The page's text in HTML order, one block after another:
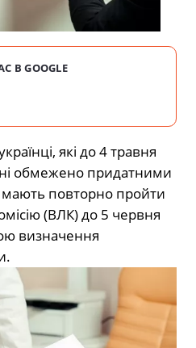
В GOOGLE
які до 4 травня
обмежено придатними
мають повторно пройти
(ВЛК) до 5 червня
визначення